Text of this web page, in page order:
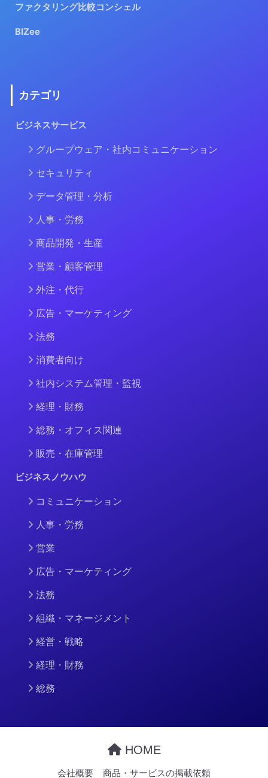
ファクタリング比較コンシェル
BIZee
カテゴリ
ビジネスサービス
グループウェア・社内コミュニケーション
セキュリティ
データ管理・分析
人事・労務
商品開発・生産
営業・顧客管理
外注・代行
広告・マーケティング
法務
消費者向け
社内システム管理・監視
経理・財務
総務・オフィス関連
販売・在庫管理
ビジネスノウハウ
コミュニケーション
人事・労務
営業
広告・マーケティング
法務
組織・マネージメント
経営・戦略
経理・財務
総務
HOME
会社概要 商品・サービスの掲載依頼